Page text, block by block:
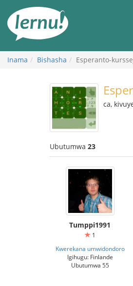
rupapuro
rw'ibirimwo
Inama Bishasha Esperanto-
ca,
Ubutumwa 23
Tumppi1991
1
Kwerekana umwidondoro
Igihugu: Finlande
Ubutumwa 55